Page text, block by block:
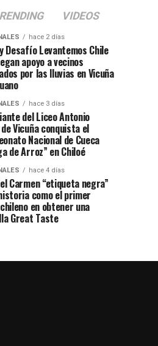
VIDEOS
hace 2 días
Desafío Levantemos Chile
apoyo a vecinos
por las lluvias en Vicuña
hace 3 días
del Liceo Antonio
Vicuña conquista el
Nacional de Cueca
de Arroz” en Chiloé
hace 4 días
Carmen “etiqueta negra”
como el primer
en obtener una
Great Taste